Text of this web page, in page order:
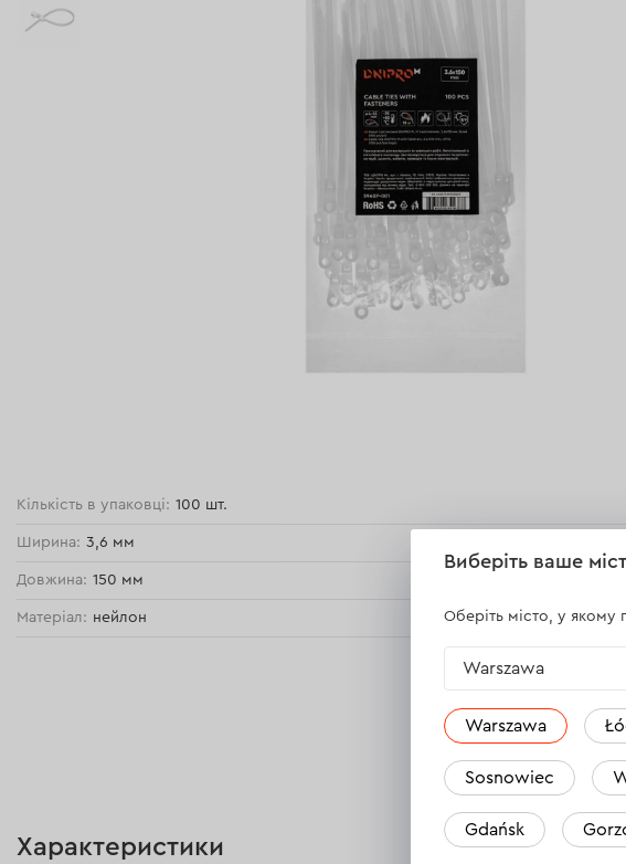
Кількість в упаковці: 100 шт.
Ширина: 3,6 мм
Довжина: 150 мм
Матеріал: нейлон
Характеристики
Виберіть ваше
Оберіть місто, у якому
Warszawa
Warszawa
Sosnowiec
Gdańsk